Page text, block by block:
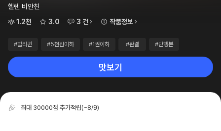
헬렌 비안친
1.2천
3.0 3 건 작품정보
#할리퀸 #5천원이하 #1권이하 #완결 #단행본
맛보기
최대 30000점 추가적립(~8/9)